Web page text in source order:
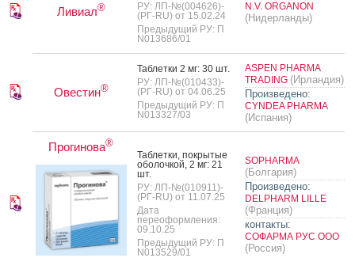
Ливиал®
РУ: ЛП-№(004626)-
(РГ-RU) от 15.02.24
Предыдущий РУ: П
N013686/01
N.V. ORGANON
(Нидерланды)
Овестин®
Таб­летки 2 мг: 30 шт.
РУ: ЛП-№(010433)-
(РГ-RU) от 04.06.25
Предыдущий РУ: П
N013327/03
ASPEN PHARMA
TRADING (Ирландия)
Произведено:
CYNDEA PHARMA
(Испания)
Прогинова®
Таб­летки, пок­ры­тые
обо­лоч­кой, 2 мг: 21
шт.
РУ: ЛП-№(010911)-
(РГ-RU) от 11.07.25
Дата
переоформления:
09.10.25
Предыдущий РУ: П
N013529/01
SOPHARMA
(Болгария)
Произведено:
DELPHARM LILLE
(Франция)
контакты:
СОФАРМА РУС ООО
(Россия)